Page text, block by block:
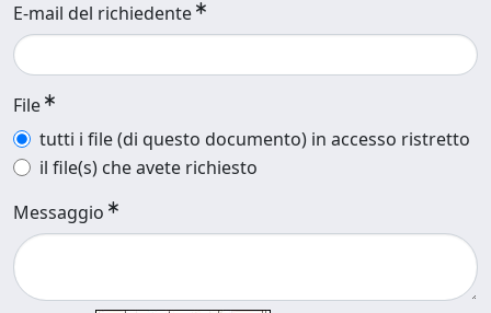
E-mail del richiedente
File
tutti i file (di questo documento) in accesso ristretto
il file(s) che avete richiesto
Messaggio